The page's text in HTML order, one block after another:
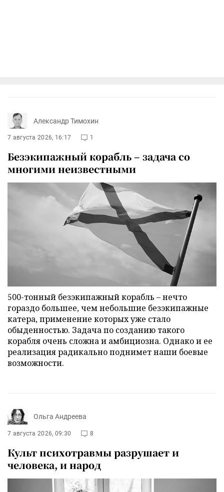
Александр Тимохин
7 августа 2026, 16:17 1
Безэкипажный корабль – задача со
многими неизвестными
500-тонный безэкипажный корабль – нечто
гораздо большее, чем небольшие безэкипажные
катера, применение которых уже стало
обыденностью. Задача по созданию такого
корабля очень сложна и амбициозна. Однако и ее
реализация радикально поднимет наши боевые
возможности.
Ольга Андреева
7 августа 2026, 09:30 8
Культ психотравмы разрушает и
человека, и народ